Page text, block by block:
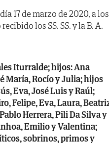
17 de marzo de 2020, a los
los SS. SS. y la B. A.
Iturralde; hijos: Ana
María, Rocío y Julia; hijos
Eva, José Luis y Raúl;
Felipe, Eva, Laura,
Herrera, Pili Da Silva y
Emilio y Valentina;
sobrinos, primos y